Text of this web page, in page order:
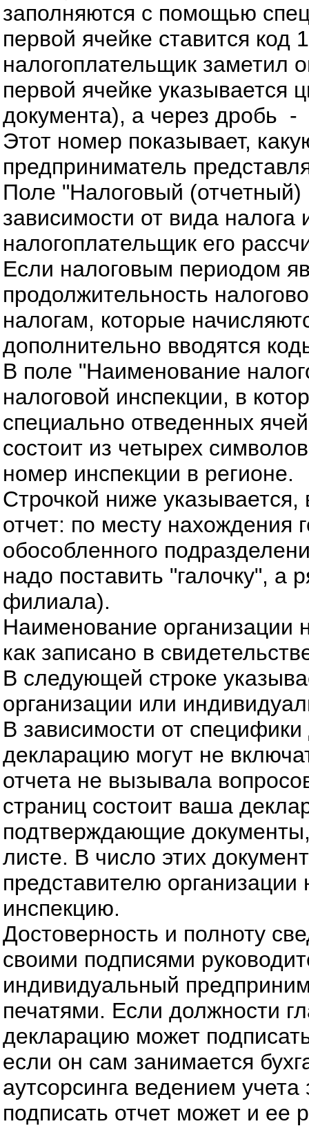
заполняются с помощью
первой ячейке ставится
налогоплательщик заметил
первой ячейке указывается
документа), а через дробь
Этот номер показывает,
предприниматель
Поле "Налоговый
зависимости от вида налога
налогоплательщик его
Если налоговым периодом
продолжительность
налогам, которые
дополнительно вводятся
В поле "Наименование
налоговой инспекции, в
специально отведенных
состоит из четырех
номер инспекции в регионе.
Строчкой ниже
отчет: по месту нахождения
обособленного
надо поставить "галочку",
филиала).
Наименование организации
как записано в
В следующей строке
организации или
В зависимости от
декларацию могут не
отчета не вызывала
страниц состоит ваша
подтверждающие
листе. В число этих
представителю
инспекцию.
Достоверность и полноту
своими подписями
индивидуальный
печатями. Если должности
декларацию может
если он сам занимается
аутсорсинга ведением
подписать отчет может и ее